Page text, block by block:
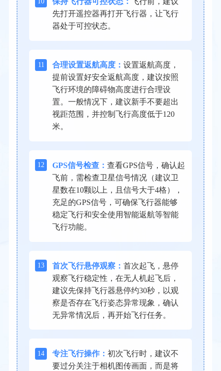
先打开遥控器再打开飞行器，让飞行
器处于可控状态。
11 合理设置返航高度： 设置返航高度，
提前设置好安全返航高度，建议按照
飞行环境的障碍物高度进行合理设
置。一般情况下，建议新手不要超出
视距范围，并控制飞行高度低于120
米。
12 GPS信号检查： 查看GPS信号，确认起
飞前，需检查卫星信号情况（建议卫
星数在10颗以上，且信号大于4格），
充足的GPS信号，可确保飞行器能够
稳定飞行和安全使用智能返航等智能
飞行功能。
13 首次飞行悬停观察： 首次起飞，悬停
观察飞行稳定性，在无人机起飞后，
建议先保持飞行器悬停约30秒，以观
察是否存在飞行姿态异常现象，确认
无异常情况后，再开始飞行任务。
14 专注飞行操作： 初次飞行时，建议不
要过分关注于相机图传画面，而是将